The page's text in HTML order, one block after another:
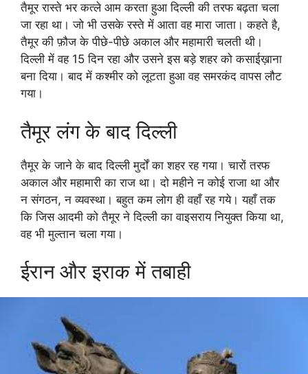
तैमूर रास्ते भर कत्ले आम करता हुआ दिल्ली की तरफ बढ़ता चला
जा रहा था। जो भी उसके रस्ते में आता वह मारा जाता। कहते है,
तैमूर की फ़ौज के पीछे-पीछे अकाल और महामारी चलती थी।
दिल्ली में वह 15 दिन रहा और उसने इस बड़े शहर को कसाईख़ाना
बना दिया। बाद में कश्मीर को लूटता हुआ वह समरकंद वापस लौट
गया।
तैमूर लंग के बाद दिल्ली
तैमूर के जाने के बाद दिल्ली मुर्दों का शहर रह गया। चारों तरफ
अकाल और महामारी का राज था। दो महीने न कोई राजा था और
न संगठन, न व्यवस्था। बहुत कम लोग ही वहाँ रह गये। यहाँ तक
कि जिस आदमी को तैमूर ने दिल्ली का वाइसराय नियुक्त किया था,
वह भी मुल्तान चला गया।
ईरान और इराक में तबाही